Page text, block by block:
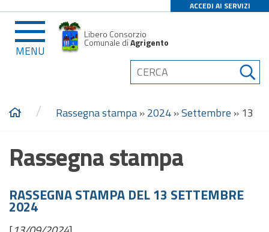
ACCEDI AI SERVIZI
MENU
Libero Consorzio
Comunale diAgrigento
/ Rassegna stampa»2024»Settembre » 13
Rassegna stampa
RASSEGNA STAMPA DEL 13 SETTEMBRE
2024